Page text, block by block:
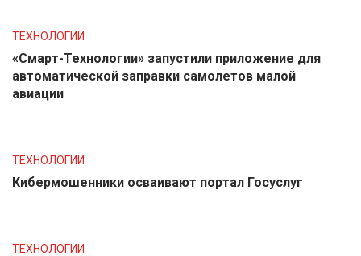
ТЕХНОЛОГИИ
«Смарт-Технологии» запустили приложение для
автоматической заправки самолетов малой
авиации
ТЕХНОЛОГИИ
Кибермошенники осваивают портал Госуслуг
ТЕХНОЛОГИИ